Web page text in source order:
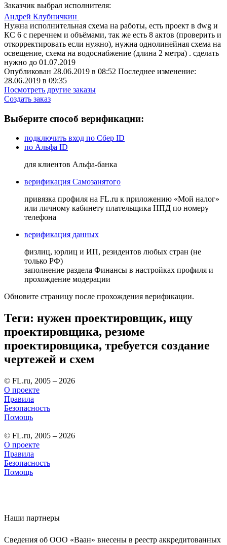
Заказчик выбрал исполнителя:
Андрей Клубничкин
Нужна исполнительная схема на работы, есть проект в dwg и
КС 6 с перечнем и объёмами, так же есть 8 актов (проверить и
откорректировать если нужно), нужна однолинейная схема на
освещение, схема на водоснабжение (длина 2 метра) . сделать
нужно до 01.07.2019
Опубликован 28.06.2019 в 08:52 Последнее изменение:
28.06.2019 в 09:35
Посмотреть другие заказы
Создать заказ
Выберите способ верификации:
подключить вход по Сбер ID
по Альфа ID
для клиентов Альфа-банка
верификация Самозанятого
привязка профиля на FL.ru к приложению «Мой налог»
или личному кабинету плательщика НПД по номеру
телефона
верификация данных
физлиц, юрлиц и ИП, резидентов любых стран (не
только РФ)
заполнение раздела Финансы в настройках профиля и
прохождение модерации
Обновите страницу после прохождения верификации.
Теги: нужен проектировщик, ищу
проектировщика, резюме
проектировщика, требуется создание
чертежей и схем
© FL.ru, 2005 – 2026
О проекте
Правила
Безопасность
Помощь
© FL.ru, 2005 – 2026
О проекте
Правила
Безопасность
Помощь
Наши партнеры
Сведения об ООО «Ваан» внесены в реестр аккредитованных